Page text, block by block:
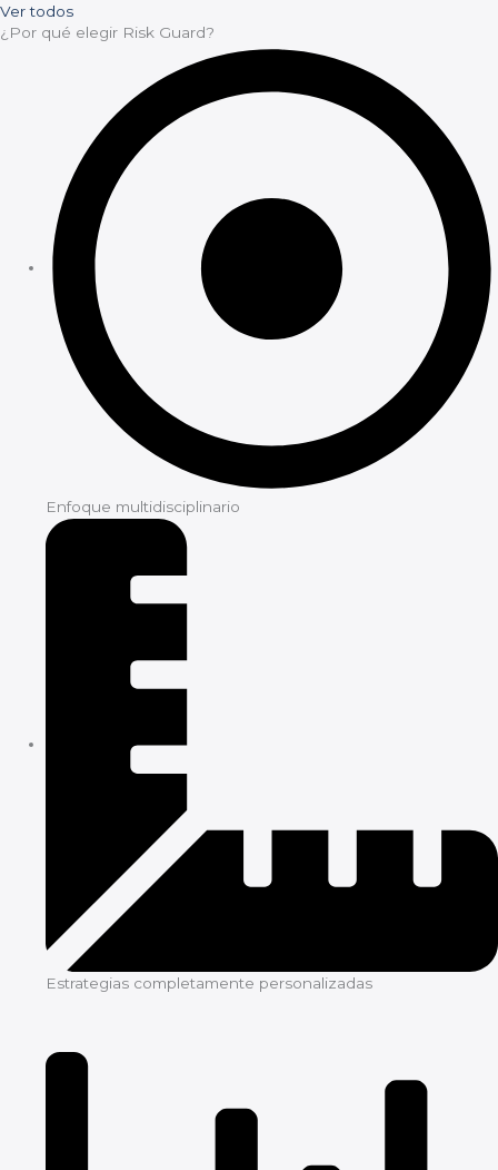
Ver todos
¿Por qué elegir Risk Guard?
Enfoque multidisciplinario
Estrategias completamente personalizadas